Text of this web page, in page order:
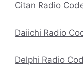
Citan Radio
Daiichi Radio
Delphi Radio